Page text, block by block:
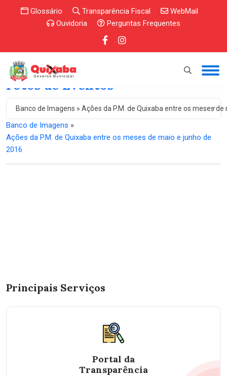
Glossário Transparência Fiscal
WebMail
Ouvidoria
Perguntas Frequentes
Fotos de Eventos
Banco de Imagens » Ações da P.M. de Quixaba entre os meses
Banco de Imagens »
Ações da P.M. de Quixaba entre os meses de maio e junho de
2016
Principais Serviços
Portal da
Transparência